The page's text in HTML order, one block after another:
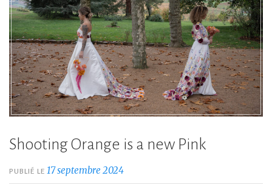
Shooting Orange is a new Pink
PUBLIÉ LE 17 septembre 2024